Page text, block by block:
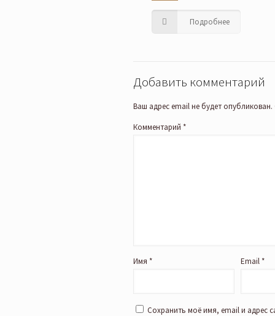
Подробнее
Добавить комментарий
Ваш адрес email не будет опубликован.
Комментарий *
Имя * Email *
Сохранить моё имя, email и адрес